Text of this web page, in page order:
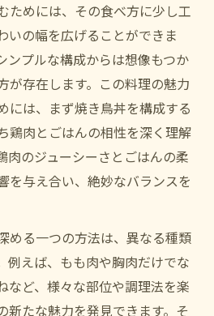
ためには、その食べ方に少し工
いの幅を広げることができま
ンプルな構成からは想像もつか
が存在します。この料理の魅力
には、まず焼き鳥丼を構成する
鶏肉とごはんの相性を深く理解
肉のジューシーさとごはんの柔
を与え合い、絶妙なバランスを
める一つの方法は、異なる種類
例えば、もも肉や胸肉だけでな
など、様々な部位や調理法を楽
新たな魅力を発見できます。そ